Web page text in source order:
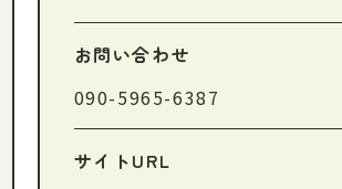
お問い合わせ
090-5965-6387
サイトURL